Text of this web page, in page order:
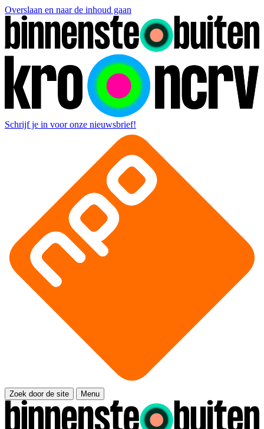
Overslaan en naar de inhoud gaan
Schrijf je in voor onze nieuwsbrief!
Zoek door de site Menu